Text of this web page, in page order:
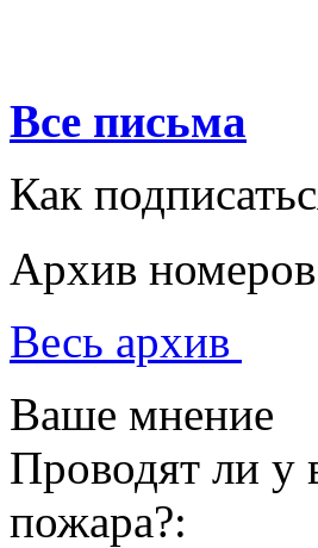
Все письма
Как
Архив номеров
Весь архив
Ваше мнение
Проводят ли у
пожара?: